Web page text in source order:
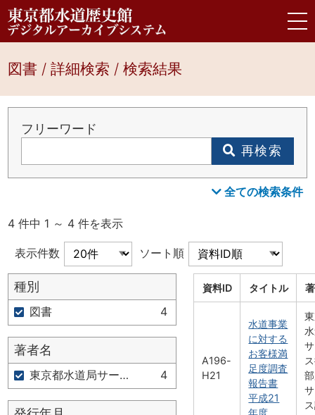
図書 / 詳細検索 / 検索結果
フリーワード
再検索
全ての検索条件
4 件中 1 ～ 4 件を表示
表示件数 ソート順
種別
図書 4
著者名
東京都水道局サービス推進部広報サービス課 編 4
資料ID タイトル
A196-
H21
水道事業
に対する
お客様満
足度調査
報告書
平成21
年度